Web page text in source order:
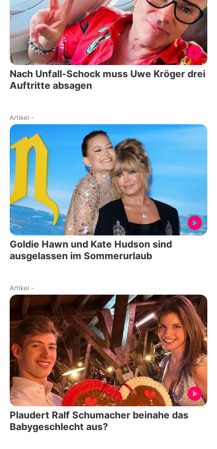
Nach Unfall-Schock muss Uwe Kröger drei
Auftritte absagen
Artikel -
Goldie Hawn und Kate Hudson sind
ausgelassen im Sommerurlaub
Artikel -
Plaudert Ralf Schumacher beinahe das
Babygeschlecht aus?